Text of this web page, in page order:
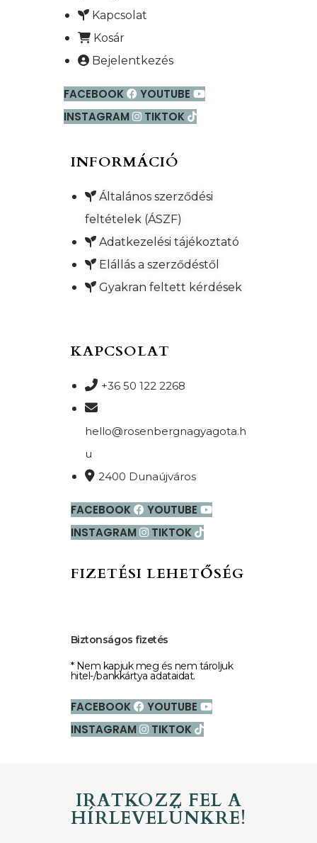
Kapcsolat
Kosár
Bejelentkezés
FACEBOOK
YOUTUBE
INSTAGRAM
TIKTOK
INFORMÁCIÓ
Általános szerződési
feltételek (ÁSZF)
Adatkezelési tájékoztató
Elállás a szerződéstől
Gyakran feltett kérdések
KAPCSOLAT
+36 50 122 2268
hello@rosenbergnagyagota.h
u
2400 Dunaújváros
FACEBOOK
YOUTUBE
INSTAGRAM
TIKTOK
FIZETÉSI LEHETŐSÉG
Biztonságos fizetés
* Nem kapjuk meg és nem tároljuk
hitel-/bankkártya adataidat.
FACEBOOK
YOUTUBE
INSTAGRAM
TIKTOK
IRATKOZZ FEL A
HÍRLEVELÜNKRE!